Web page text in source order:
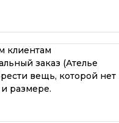
клиентам
заказ (Ателье
вещь, которой нет
размере.